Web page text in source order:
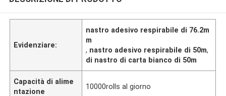
Evidenziare:
nastro adesivo respirabile di 76.2m
m
, nastro adesivo respirabile di 50m,
di nastro di carta bianco di 50m
Capacità di alime
ntazione
10000rolls al giorno